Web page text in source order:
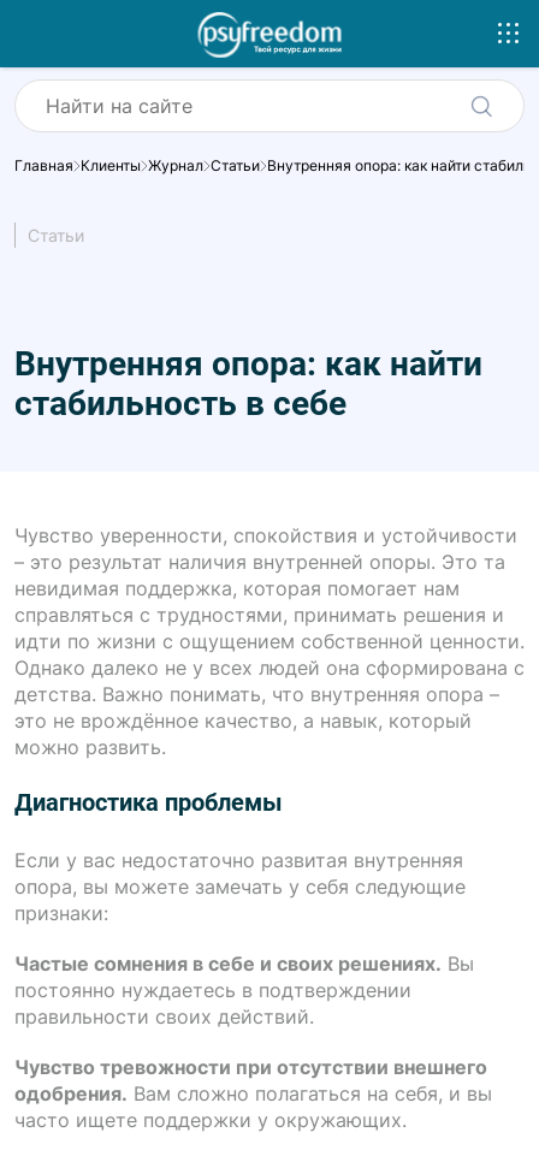
Главная Клиенты Журнал Статьи Внутренняя опора: как найти
Статьи
Внутренняя опора: как найти
стабильность в себе
Чувство уверенности, спокойствия и устойчивости
– это результат наличия внутренней опоры. Это та
невидимая поддержка, которая помогает нам
справляться с трудностями, принимать решения и
идти по жизни с ощущением собственной ценности.
Однако далеко не у всех людей она сформирована с
детства. Важно понимать, что внутренняя опора –
это не врождённое качество, а навык, который
можно развить.
Диагностика проблемы
Если у вас недостаточно развитая внутренняя
опора, вы можете замечать у себя следующие
признаки:
Частые сомнения в себе и своих решениях. Вы
постоянно нуждаетесь в подтверждении
правильности своих действий.
Чувство тревожности при отсутствии внешнего
одобрения. Вам сложно полагаться на себя, и вы
часто ищете поддержки у окружающих.